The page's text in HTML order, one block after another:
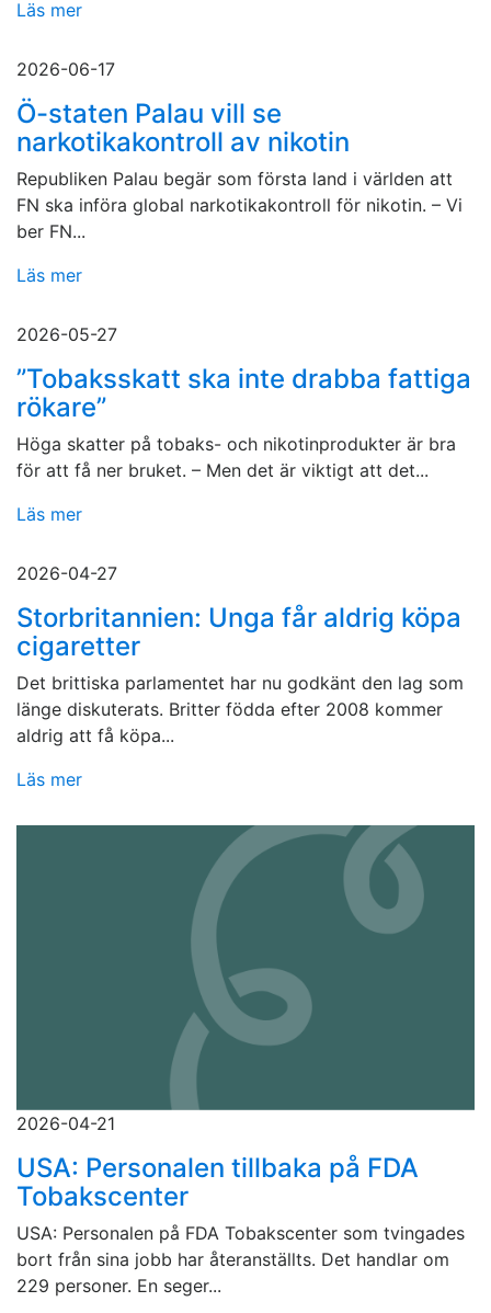
Läs mer
2026-06-17
Ö-staten Palau vill se
narkotikakontroll av nikotin
Republiken Palau begär som första land i världen att
FN ska införa global narkotikakontroll för nikotin. – Vi
ber FN...
Läs mer
2026-05-27
”Tobaksskatt ska inte drabba fattiga
rökare”
Höga skatter på tobaks- och nikotinprodukter är bra
för att få ner bruket. – Men det är viktigt att det...
Läs mer
2026-04-27
Storbritannien: Unga får aldrig köpa
cigaretter
Det brittiska parlamentet har nu godkänt den lag som
länge diskuterats. Britter födda efter 2008 kommer
aldrig att få köpa...
Läs mer
2026-04-21
USA: Personalen tillbaka på FDA
Tobakscenter
USA: Personalen på FDA Tobakscenter som tvingades
bort från sina jobb har återanställts. Det handlar om
229 personer. En seger...